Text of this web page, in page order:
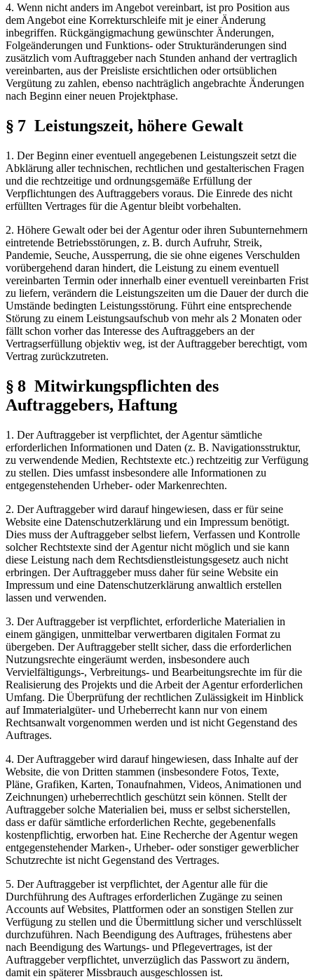
4. Wenn nicht anders im Angebot vereinbart, ist pro Position aus
dem Angebot eine Korrekturschleife mit je einer Änderung
inbegriffen. Rückgängigmachung gewünschter Änderungen,
Folgeänderungen und Funktions- oder Strukturänderungen sind
zusätzlich vom Auftraggeber nach Stunden anhand der vertraglich
vereinbarten, aus der Preisliste ersichtlichen oder ortsüblichen
Vergütung zu zahlen, ebenso nachträglich angebrachte Änderungen
nach Beginn einer neuen Projektphase.
§ 7 Leistungszeit, höhere Gewalt
1. Der Beginn einer eventuell angegebenen Leistungszeit setzt die
Abklärung aller technischen, rechtlichen und gestalterischen Fragen
und die rechtzeitige und ordnungsgemäße Erfüllung der
Verpflichtungen des Auftraggebers voraus. Die Einrede des nicht
erfüllten Vertrages für die Agentur bleibt vorbehalten.
2. Höhere Gewalt oder bei der Agentur oder ihren Subunternehmern
eintretende Betriebsstörungen, z. B. durch Aufruhr, Streik,
Pandemie, Seuche, Aussperrung, die sie ohne eigenes Verschulden
vorübergehend daran hindert, die Leistung zu einem eventuell
vereinbarten Termin oder innerhalb einer eventuell vereinbarten Frist
zu liefern, verändern die Leistungszeiten um die Dauer der durch die
Umstände bedingten Leistungsstörung. Führt eine entsprechende
Störung zu einem Leistungsaufschub von mehr als 2 Monaten oder
fällt schon vorher das Interesse des Auftraggebers an der
Vertragserfüllung objektiv weg, ist der Auftraggeber berechtigt, vom
Vertrag zurückzutreten.
§ 8 Mitwirkungspflichten des
Auftraggebers, Haftung
1. Der Auftraggeber ist verpflichtet, der Agentur sämtliche
erforderlichen Informationen und Daten (z. B. Navigationsstruktur,
zu verwendende Medien, Rechtstexte etc.) rechtzeitig zur Verfügung
zu stellen. Dies umfasst insbesondere alle Informationen zu
entgegenstehenden Urheber- oder Markenrechten.
2. Der Auftraggeber wird darauf hingewiesen, dass er für seine
Website eine Datenschutzerklärung und ein Impressum benötigt.
Dies muss der Auftraggeber selbst liefern, Verfassen und Kontrolle
solcher Rechtstexte sind der Agentur nicht möglich und sie kann
diese Leistung nach dem Rechtsdienstleistungsgesetz auch nicht
erbringen. Der Auftraggeber muss daher für seine Website ein
Impressum und eine Datenschutzerklärung anwaltlich erstellen
lassen und verwenden.
3. Der Auftraggeber ist verpflichtet, erforderliche Materialien in
einem gängigen, unmittelbar verwertbaren digitalen Format zu
übergeben. Der Auftraggeber stellt sicher, dass die erforderlichen
Nutzungsrechte eingeräumt werden, insbesondere auch
Vervielfältigungs-, Verbreitungs- und Bearbeitungsrechte im für die
Realisierung des Projekts und die Arbeit der Agentur erforderlichen
Umfang. Die Überprüfung der rechtlichen Zulässigkeit im Hinblick
auf Immaterialgüter- und Urheberrecht kann nur von einem
Rechtsanwalt vorgenommen werden und ist nicht Gegenstand des
Auftrages.
4. Der Auftraggeber wird darauf hingewiesen, dass Inhalte auf der
Website, die von Dritten stammen (insbesondere Fotos, Texte,
Pläne, Grafiken, Karten, Tonaufnahmen, Videos, Animationen und
Zeichnungen) urheberrechtlich geschützt sein können. Stellt der
Auftraggeber solche Materialien bei, muss er selbst sicherstellen,
dass er dafür sämtliche erforderlichen Rechte, gegebenenfalls
kostenpflichtig, erworben hat. Eine Recherche der Agentur wegen
entgegenstehender Marken-, Urheber- oder sonstiger gewerblicher
Schutzrechte ist nicht Gegenstand des Vertrages.
5. Der Auftraggeber ist verpflichtet, der Agentur alle für die
Durchführung des Auftrages erforderlichen Zugänge zu seinen
Accounts auf Websites, Plattformen oder an sonstigen Stellen zur
Verfügung zu stellen und die Übermittlung sicher und verschlüsselt
durchzuführen. Nach Beendigung des Auftrages, frühestens aber
nach Beendigung des Wartungs- und Pflegevertrages, ist der
Auftraggeber verpflichtet, unverzüglich das Passwort zu ändern,
damit ein späterer Missbrauch ausgeschlossen ist.